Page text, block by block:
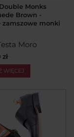
Monks
Brown -
zamszowe monki
Moro
WIĘCEJ